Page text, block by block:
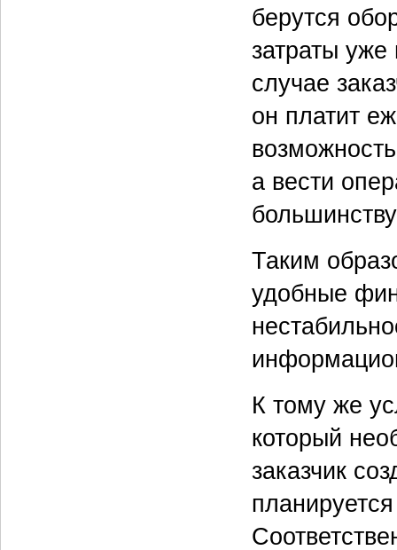
берутся
затраты
случае
он платит
а вести
Таким
удобные
К тому же
который
заказчик